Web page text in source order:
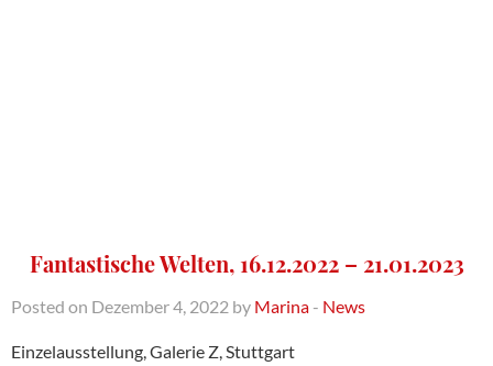
Fantastische Welten, 16.12.2022 – 21.01.2023
Posted on Dezember 4, 2022 by Marina - News
Einzelausstellung, Galerie Z, Stuttgart